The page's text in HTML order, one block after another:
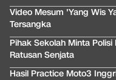
Video Mesum 'Yang Wis
Tersangka
Pihak Sekolah Minta
Ratusan Senjata
Hasil Practice Moto3